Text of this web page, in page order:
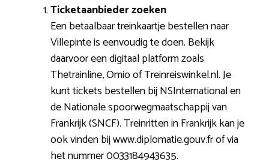
Ticketaanbieder zoeken
Een betaalbaar treinkaartje bestellen naar
Villepinte is eenvoudig te doen. Bekijk
daarvoor een digitaal platform zoals
Thetrainline, Omio of Treinreiswinkel.nl. Je
kunt tickets bestellen bij NSInternational en
de Nationale spoorwegmaatschappij van
Frankrijk (SNCF). Treinritten in Frankrijk kan je
ook vinden bij www.diplomatie.gouv.fr of via
het nummer 0033184943635.